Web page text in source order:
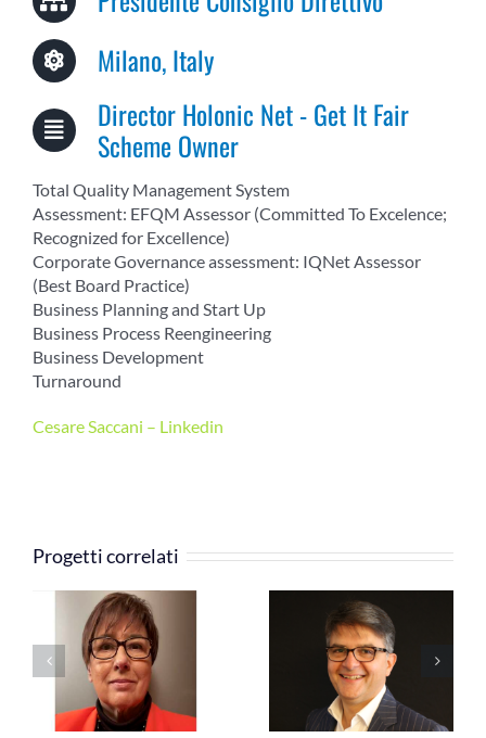
COMMUNITY
LOGIN
Milano, Italy
Director Holonic Net - Get It Fair
Scheme Owner
Total Quality Management System
Assessment: EFQM Assessor (Committed To Excelence;
Recognized for Excellence)
Corporate Governance assessment: IQNet Assessor
(Best Board Practice)
Business Planning and Start Up
Business Process Reengineering
Business Development
Turnaround
Cesare Saccani – Linkedin
Progetti correlati
Cavallari Cristiano Nupieri Fabbio